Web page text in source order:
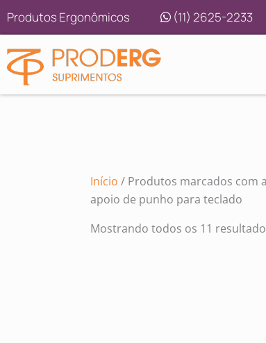
para
conteúdo
Produtos Ergonômicos (11) 2625-2233
Início / Produtos marcados com
apoio de punho para teclado
Mostrando todos os 11